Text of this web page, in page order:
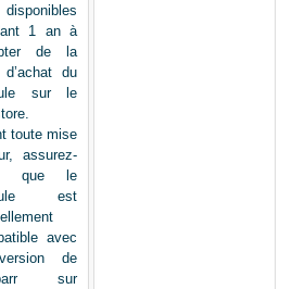
1 an à
de la
du
sur le
toute mise
assurez-
que le
est
avec
de
sur